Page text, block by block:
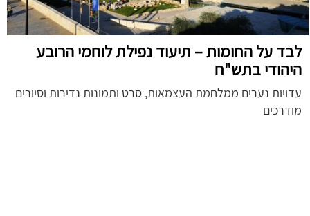
לבד על החומות – תיעוד נפילת לוחמי הרובע
היהודי בתש"ח
עדויות נערים ממלחמת העצמאות, סרט ותמונות נדירות וסיורים
מודרכים